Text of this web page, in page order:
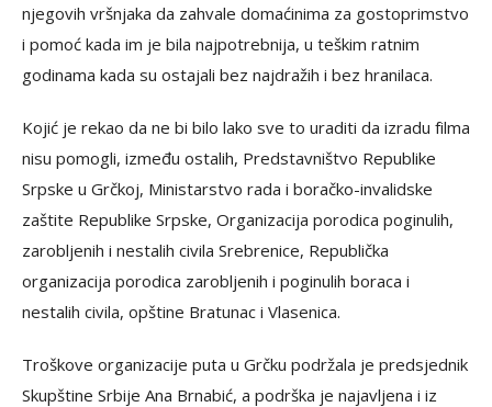
njegovih vršnjaka da zahvale domaćinima za gostoprimstvo
i pomoć kada im je bila najpotrebnija, u teškim ratnim
godinama kada su ostajali bez najdražih i bez hranilaca.
Kojić je rekao da ne bi bilo lako sve to uraditi da izradu filma
nisu pomogli, između ostalih, Predstavništvo Republike
Srpske u Grčkoj, Ministarstvo rada i boračko-invalidske
zaštite Republike Srpske, Organizacija porodica poginulih,
zarobljenih i nestalih civila Srebrenice, Republička
organizacija porodica zarobljenih i poginulih boraca i
nestalih civila, opštine Bratunac i Vlasenica.
Troškove organizacije puta u Grčku podržala je predsjednik
Skupštine Srbije Ana Brnabić, a podrška je najavljena i iz